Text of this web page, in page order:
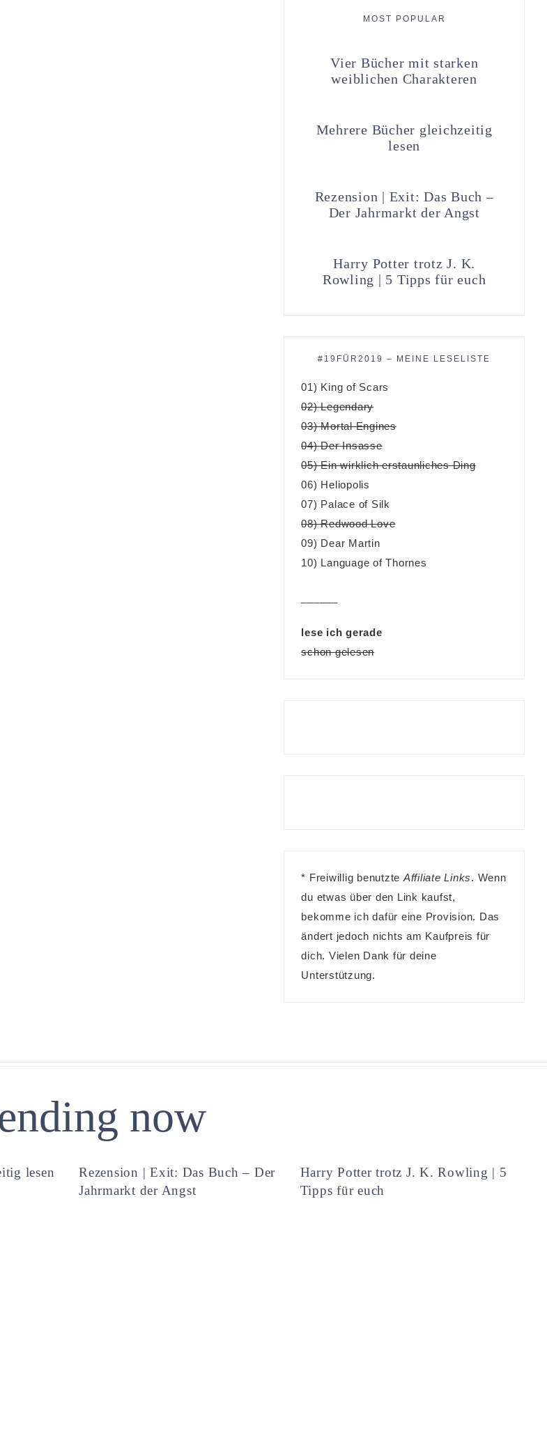
MOST POPULAR
Vier Bücher mit starken
weiblichen Charakteren
Mehrere Bücher gleichzeitig
lesen
Rezension | Exit: Das Buch –
Der Jahrmarkt der Angst
Harry Potter trotz J. K.
Rowling | 5 Tipps für euch
#19FÜR2019 – MEINE LESELISTE
01) King of Scars
02) Legendary
03) Mortal Engines
04) Der Insasse
05) Ein wirklich erstaunliches Ding
06) Heliopolis
07) Palace of Silk
08) Redwood Love
09) Dear Martin
10) Language of Thornes
lese ich gerade
schon gelesen
* Freiwillig benutzte Affiliate Links. Wenn
du etwas über den Link kaufst,
bekomme ich dafür eine Provision. Das
ändert jedoch nichts am Kaufpreis für
dich. Vielen Dank für deine
Unterstützung.
now
lesen
Rezension | Exit: Das Buch – Der
Jahrmarkt der Angst
Harry Potter trotz J. K. Rowling | 5
Tipps für euch